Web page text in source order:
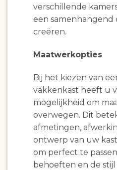
verschillende
een
creëren.
Maatwerkopties
Bij het kiezen van
vakkenkast heeft u
mogelijkheid om
overwegen. Dit
afmetingen,
ontwerp van uw
om perfect te
behoeften en de